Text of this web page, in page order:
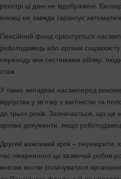
реєстрі ці дані не відображені.
книжці не завжди гарантує
Пенсійний фонд орієнтується
роботодавець або органи
переходу між системами обліку,
стаж.
У таких випадках насамперед
відпустка у зв’язку з вагітністю та
до трьох років. Зазначається, що
архівні документи, якщо
Другий важливий крок –
час лікарняного це зазвичай робив
внески могли сплачуватися